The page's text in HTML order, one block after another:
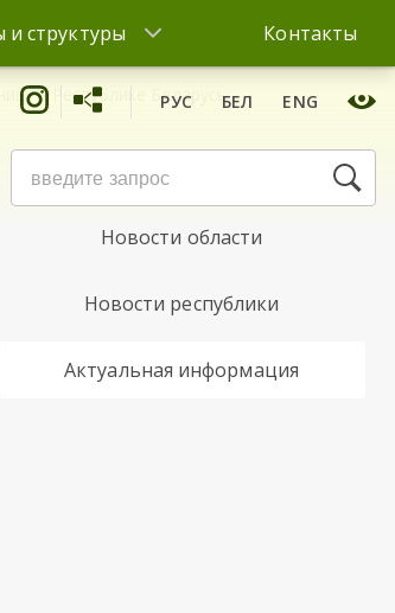
и структуры Контакты
РУС БЕЛ ENG
в Республике Беларусь
Новости района
Новости области
Новости республики
Актуальная информация